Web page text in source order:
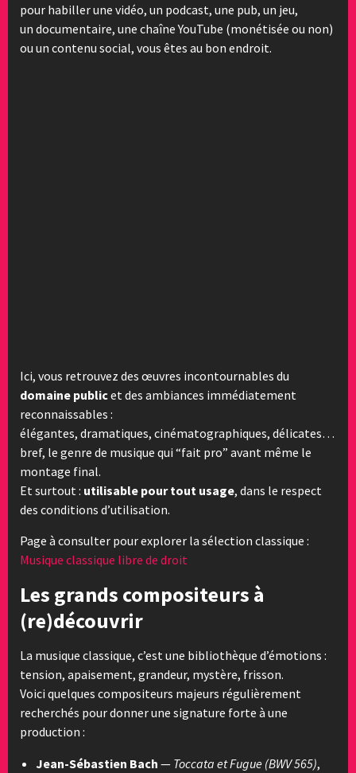
pour habiller une vidéo, un podcast, une pub, un jeu,
un documentaire, une chaîne YouTube (monétisée ou non)
ou un contenu social, vous êtes au bon endroit.
Ici, vous retrouvez des œuvres incontournables du
domaine publicet des ambiances immédiatement
reconnaissables :
élégantes, dramatiques, cinématographiques, délicates…
bref, le genre de musique qui “fait pro” avant même le
montage final.
Et surtout : utilisable pour tout usage, dans le respect
des conditions d’utilisation.
Page à consulter pour explorer la sélection classique :
Musique classique libre de droit
Les grands compositeurs à
(re)découvrir
La musique classique, c’est une bibliothèque d’émotions :
tension, apaisement, grandeur, mystère, frisson.
Voici quelques compositeurs majeurs régulièrement
recherchés pour donner une signature forte à une
production :
Jean-Sébastien Bach — Toccata et Fugue (BWV 565),